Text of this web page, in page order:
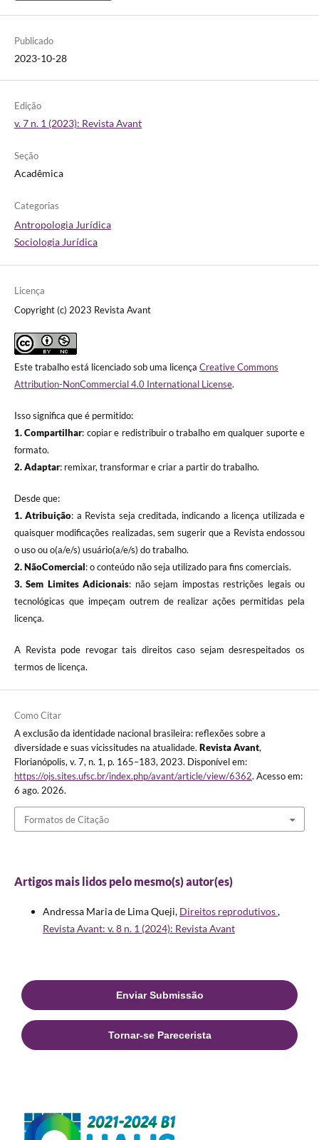
Publicado
2023-10-28
Edição
v. 7 n. 1 (2023): Revista Avant
Seção
Acadêmica
Categorias
Antropologia Jurídica
Sociologia Jurídica
Licença
Copyright (c) 2023 Revista Avant
Este trabalho está licenciado sob uma licença Creative Commons
Attribution-NonCommercial 4.0 International License.
Isso significa que é permitido:
1. Compartilhar: copiar e redistribuir o trabalho em qualquer suporte e
formato.
2. Adaptar: remixar, transformar e criar a partir do trabalho.
Desde que:
1. Atribuição: a Revista seja creditada, indicando a licença utilizada e
quaisquer modificações realizadas, sem sugerir que a Revista endossou
o uso ou o(a/e/s) usuário(a/e/s) do trabalho.
2. NãoComercial: o conteúdo não seja utilizado para fins comerciais.
3.Sem Limites Adicionais: não sejam impostas restrições legais ou
tecnológicas que impeçam outrem de realizar ações permitidas pela
licença.
A Revista pode revogar tais direitos caso sejam desrespeitados os
termos de licença.
Como Citar
A exclusão da identidade nacional brasileira: reflexões sobre a
diversidade e suas vicissitudes na atualidade. Revista Avant,
Florianópolis, v. 7, n. 1, p. 165–183, 2023. Disponível em:
https://ojs.sites.ufsc.br/index.php/avant/article/view/6362. Acesso em:
6 ago. 2026.
Formatos de Citação
Artigos mais lidos pelo mesmo(s) autor(es)
Andressa Maria de Lima Queji, Direitos reprodutivos,
Revista Avant: v. 8 n. 1 (2024): Revista Avant
Enviar Submissão
Tornar-se Parecerista